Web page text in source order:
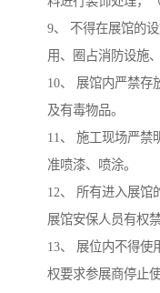
9、 不得在展馆的
用、圈占消防设施、
10、 展馆内严禁存
及有毒物品。
11、 施工现场严禁
准喷漆、喷涂。
12、 所有进入展馆
展馆安保人员有权
13、 展位内不得使
权要求参展商停止使